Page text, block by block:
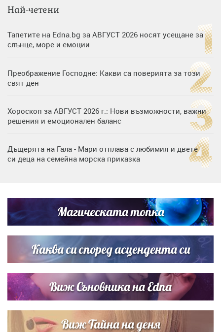
Най-четени
Тапетите на Edna.bg за АВГУСТ 2026 носят усещане за
слънце, море и емоции
Преображение Господне: Какви са поверията за този
свят ден
Хороскоп за АВГУСТ 2026 г.: Нови възможности, важни
решения и емоционален баланс
Дъщерята на Гала - Мари отплава с любимия и двете
си деца на семейна морска приказка
Димов издадоха своето любимо място
Дъщерята на Тодор Батков вдигна сватба, Стоичков и
Братя Аргирови я изненадаха с песен
Магическата топка
Каква си според асцендента си
Виж Съновника на Edna
Виж Тайна на деня